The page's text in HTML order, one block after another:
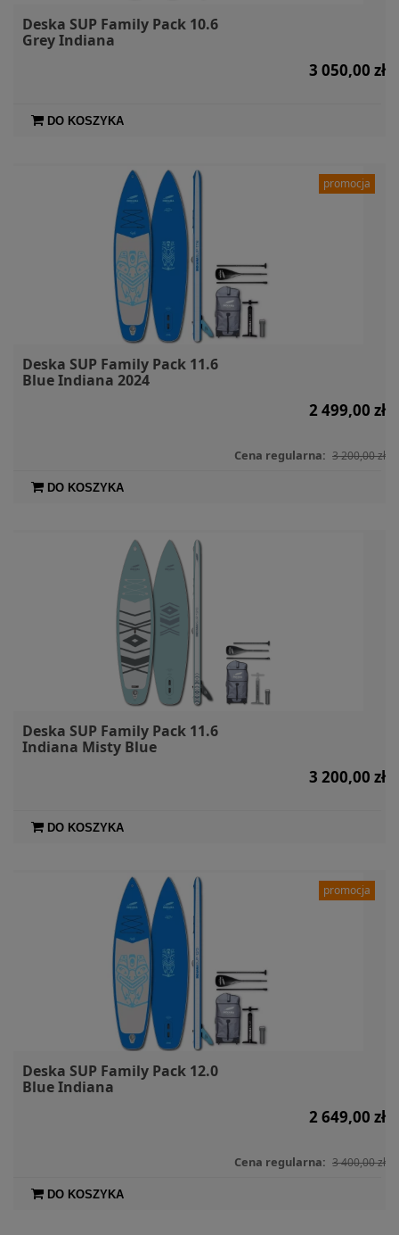
Deska SUP Family Pack 10.6
Grey Indiana
3 050,00 zł
DO KOSZYKA
Deska SUP Family Pack 11.6
Blue Indiana 2024
2 499,00 zł
Cena regularna: 3 200,00 zł
DO KOSZYKA
promocja
Deska SUP Family Pack 11.6
Indiana Misty Blue
3 200,00 zł
DO KOSZYKA
Deska SUP Family Pack 12.0
Blue Indiana
2 649,00 zł
Cena regularna: 3 400,00 zł
DO KOSZYKA
promocja